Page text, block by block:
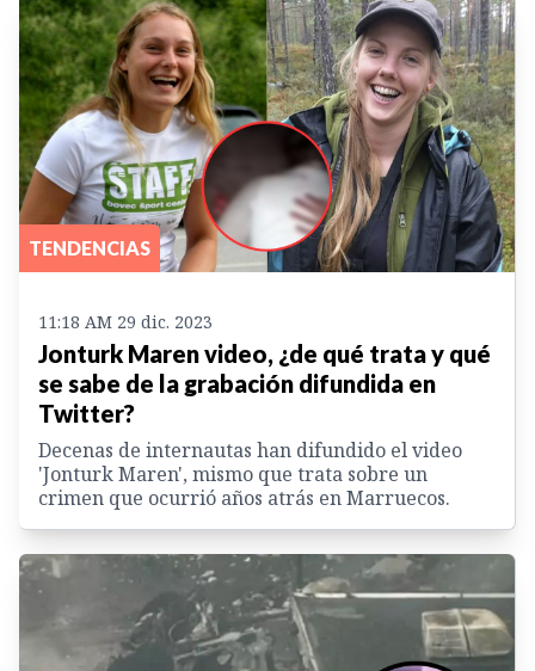
TENDENCIAS
11:18 AM 29 dic. 2023
Jonturk Maren video, ¿de qué trata y qué
se sabe de la grabación difundida en
Twitter?
Decenas de internautas han difundido el video
'Jonturk Maren', mismo que trata sobre un
crimen que ocurrió años atrás en Marruecos.